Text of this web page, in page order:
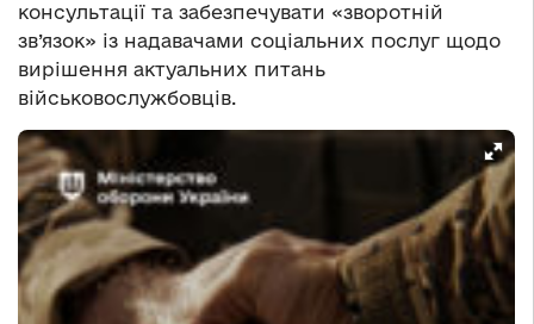
консультації та забезпечувати «зворотній
зв’язок» із надавачами соціальних послуг щодо
вирішення актуальних питань
військовослужбовців.